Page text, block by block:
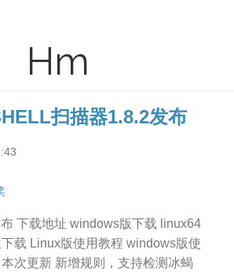
Hm
扫描器1.8.2发布
下载地址 windows版下载 linux64
载 Linux版使用教程 windows版使
次更新 新增规则，支持检测冰蝎